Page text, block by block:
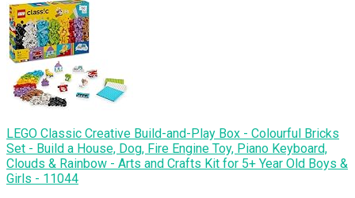
LEGO Classic Creative Build-and-Play Box - Colourful Bricks
Set - Build a House, Dog, Fire Engine Toy, Piano Keyboard,
Clouds & Rainbow - Arts and Crafts Kit for 5+ Year Old Boys &
Girls - 11044